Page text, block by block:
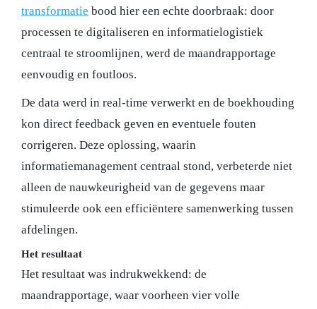
transformatie bood hier een echte doorbraak: door
processen te digitaliseren en informatielogistiek
centraal te stroomlijnen, werd de maandrapportage
eenvoudig en foutloos.
De data werd in real-time verwerkt en de boekhouding
kon direct feedback geven en eventuele fouten
corrigeren. Deze oplossing, waarin
informatiemanagement centraal stond, verbeterde niet
alleen de nauwkeurigheid van de gegevens maar
stimuleerde ook een efficiëntere samenwerking tussen
afdelingen.
Het resultaat
Het resultaat was indrukwekkend: de
maandrapportage, waar voorheen vier volle